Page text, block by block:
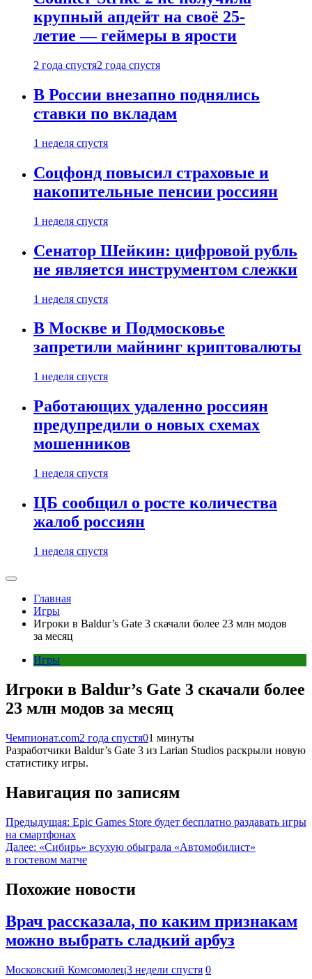
крупный апдейт на своё 25-
летие — геймеры в ярости
2 года спустя2 года спустя
В России внезапно поднялись
ставки по вкладам
1 неделя спустя
Соцфонд повысил страховые и
накопительные пенсии россиян
1 неделя спустя
Сенатор Шейкин: цифровой рубль
не является инструментом слежки
1 неделя спустя
В Москве и Подмосковье
запретили майнинг криптовалюты
1 неделя спустя
Работающих удаленно россиян
предупредили о новых схемах
мошенников
1 неделя спустя
ЦБ сообщил о росте количества
жалоб россиян
1 неделя спустя
Главная
Игры
Игроки в Baldur’s Gate 3 скачали более 23 млн модов
за месяц
Игры
Игроки в Baldur’s Gate 3 скачали более
23 млн модов за месяц
Чемпионат.com2 года спустя01 минуты
Разработчики Baldur’s Gate 3 из Larian Studios раскрыли новую
статистику игры.
Навигация по записям
Предыдущая: Epic Games Store будет бесплатно раздавать игры
на смартфонах
Далее: «Сибирь» всухую обыграла «Автомобилист»
в гостевом матче
Похожие новости
Врач рассказала, по каким признакам
можно выбрать сладкий арбуз
Московский Комсомолец3 недели спустя 0